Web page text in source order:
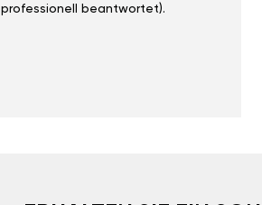
professionell beantwortet).